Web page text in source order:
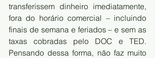
transferissem dinheiro imediatamente,
fora do horário comercial – incluindo
finais de semana e feriados – e sem as
taxas cobradas pelo DOC e TED.
Pensando dessa forma, não faz muito